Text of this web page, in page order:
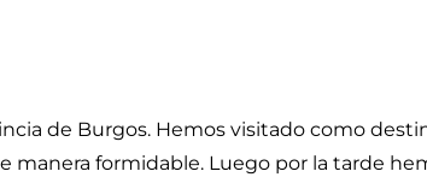
de Burgos. Hemos visitado como
manera formidable. Luego por la tarde